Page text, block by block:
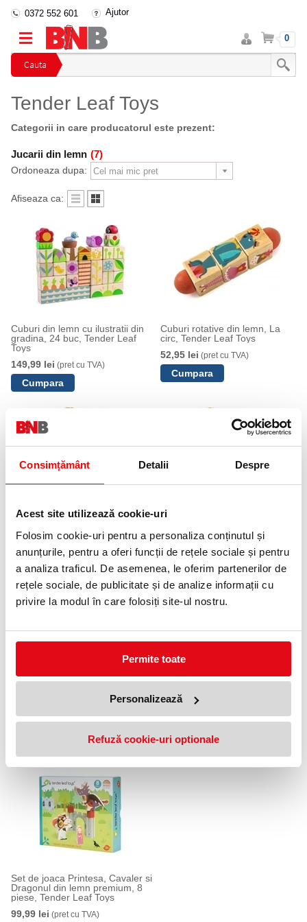
Consimțământ Detalii Despre
Acest site utilizează cookie-uri
Folosim cookie-uri pentru a personaliza conținutul și
anunțurile, pentru a oferi funcții de rețele sociale și pentru
a analiza traficul. De asemenea, le oferim partenerilor de
rețele sociale, de publicitate și de analize informații cu
privire la modul în care folosiți site-ul nostru.
Permite toate
Personalizează
Refuză cookie-uri optionale
Cauta
0372 552 601 Ajutor
Intra
in
cont
Cos 0
Tender Leaf Toys
Categorii in care producatorul este prezent:
Jucarii din lemn (7)
Ordoneaza dupa:
Afiseaza ca:
Cuburi din lemn cu ilustratii din
gradina, 24 buc, Tender Leaf
Toys
149,99 lei (pret cu TVA)
Cuburi rotative din lemn, La
circ, Tender Leaf Toys
52,95 lei (pret cu TVA)
Figurina Edward si Skateboard-
Leaf Toys
68,99 lei (pret cu TVA)
Figurine din lemn D-ul
Leaf Toys
59,99 lei (pret cu TVA)
Set 4 figurine din lemn premium,
179,99 lei(pret cu TVA)
Set de constructie magnetic,
din lemn premium, 10 piese,
Primary Magblocks, Tender
Leaf Toys
Set de joaca Printesa, Cavaler si
Dragonul din lemn premium, 8
piese, Tender Leaf Toys
99,99 lei (pret cu TVA)